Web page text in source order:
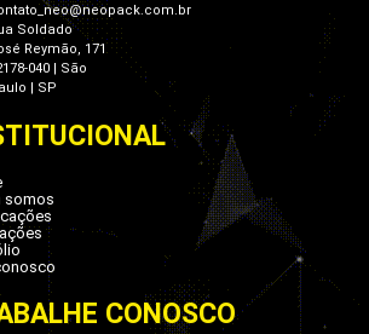
Soldado
Reymão, 171
040 | São
| SP
somos
CONOSCO